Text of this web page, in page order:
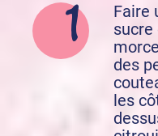
Faire
sucre
des
les